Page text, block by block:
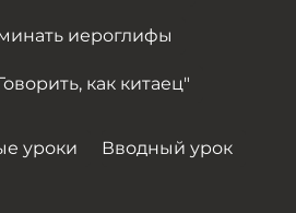
иероглифы
как китаец"
уроки Вводный урок